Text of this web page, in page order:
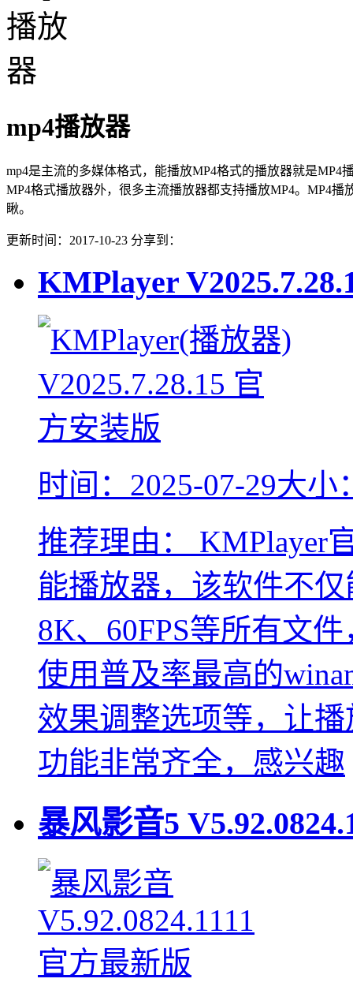
mp4播放器
mp4是主流的多媒体格式，能播放MP4格式的播放器就是MP4
MP4格式播放器外，很多主流播放器都支持播放MP4。MP4播
瞅。
更新时间：2017-10-23 分享到：
KMPlayer
时间：2025-07-29大小
推荐理由：
KMPlayer
能播放器，该软件不
8K、60FPS等所有文
使用普及率最高的
效果调整选项等，让
功能非常齐全，感兴趣
暴风影音5